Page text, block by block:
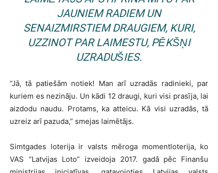
JAUNIEM RADIEM UN
SENAIZMIRSTIEM DRAUGIEM, KURI,
UZZINOT PAR LAIMESTU, PĒKŠŅI
UZRADUŠIES.
“Jā, tā patiešām notiek! Man arī uzradās radinieki, par
kuriem es nezināju. Un kādi 12 draugi, kuri visi prasīja, lai
aizdodu naudu. Protams, ka atteicu. Kā visi uzradās, tā
uzreiz arī pazuda,” smejas laimētājs.
Simtgades loterija ir valsts mēroga momentloterija, ko
VAS “Latvijas Loto” izveidoja 2017. gadā pēc Finanšu